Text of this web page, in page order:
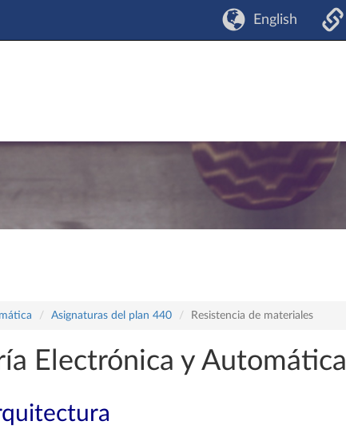
English
Asignaturas del plan 440 Resistencia de materiales
Electrónica y Automática